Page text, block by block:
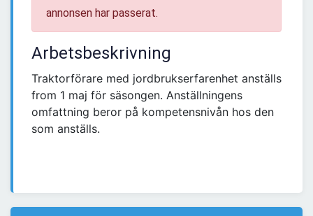
annonsen har passerat.
Arbetsbeskrivning
Traktorförare med jordbrukserfarenhet anställs
from 1 maj för säsongen. Anställningens
omfattning beror på kompetensnivån hos den
som anställs.